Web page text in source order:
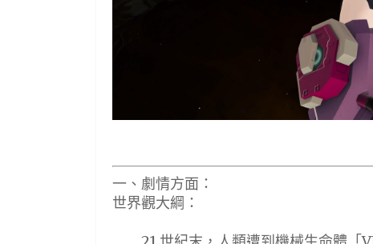
一、劇情方面：
世界觀大綱：